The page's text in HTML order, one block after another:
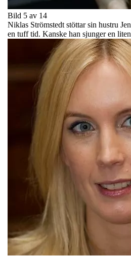
Bild 5 av 14
Niklas Strömstedt stöttar sin hustru
en tuff tid. Kanske han sjunger en